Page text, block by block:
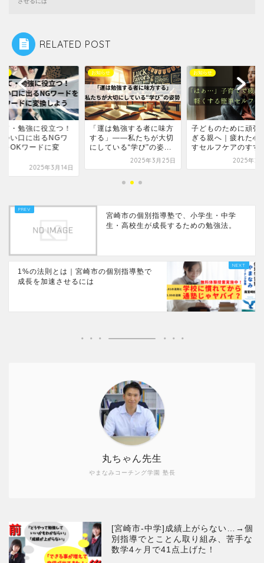
RELATED POST
て・勉強に役立つ！
つい口に出るNGワ
をOKワードに変
2025年3月14日
お知らせ
「運は勉強する者に味方
する」――私たちが大切
にしている“学び”の姿...
2025年3月25日
お知らせ
子どものために頑張
ぎる親へ｜疲れた心
すセルフケアのすす
2025年2
宮崎市の個別指導塾で、小学生・中学
生・高校生が成長するための勉強法。
1%の法則とは｜宮崎市の個別指導塾で
成長を加速させるには
やまなみコーチング学園 塾長
丸ちゃん先生
[宮崎市-中学]成績上がらない…→個
別指導でとことん取り組み、苦手な
数学4ヶ月で41点上げた！